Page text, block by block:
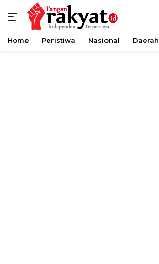
Langsung
Home Peristiwa Nasional Daerah